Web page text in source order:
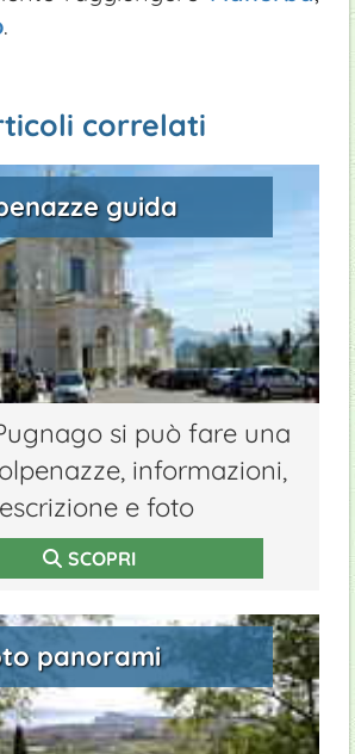
.
correlati
guida
si può fare una
informazioni,
e foto
SCOPRI
panorami